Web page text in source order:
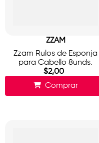
ZZAM
Zzam Rulos de Esponja
para Cabello 8unds.
$2,00
Comprar